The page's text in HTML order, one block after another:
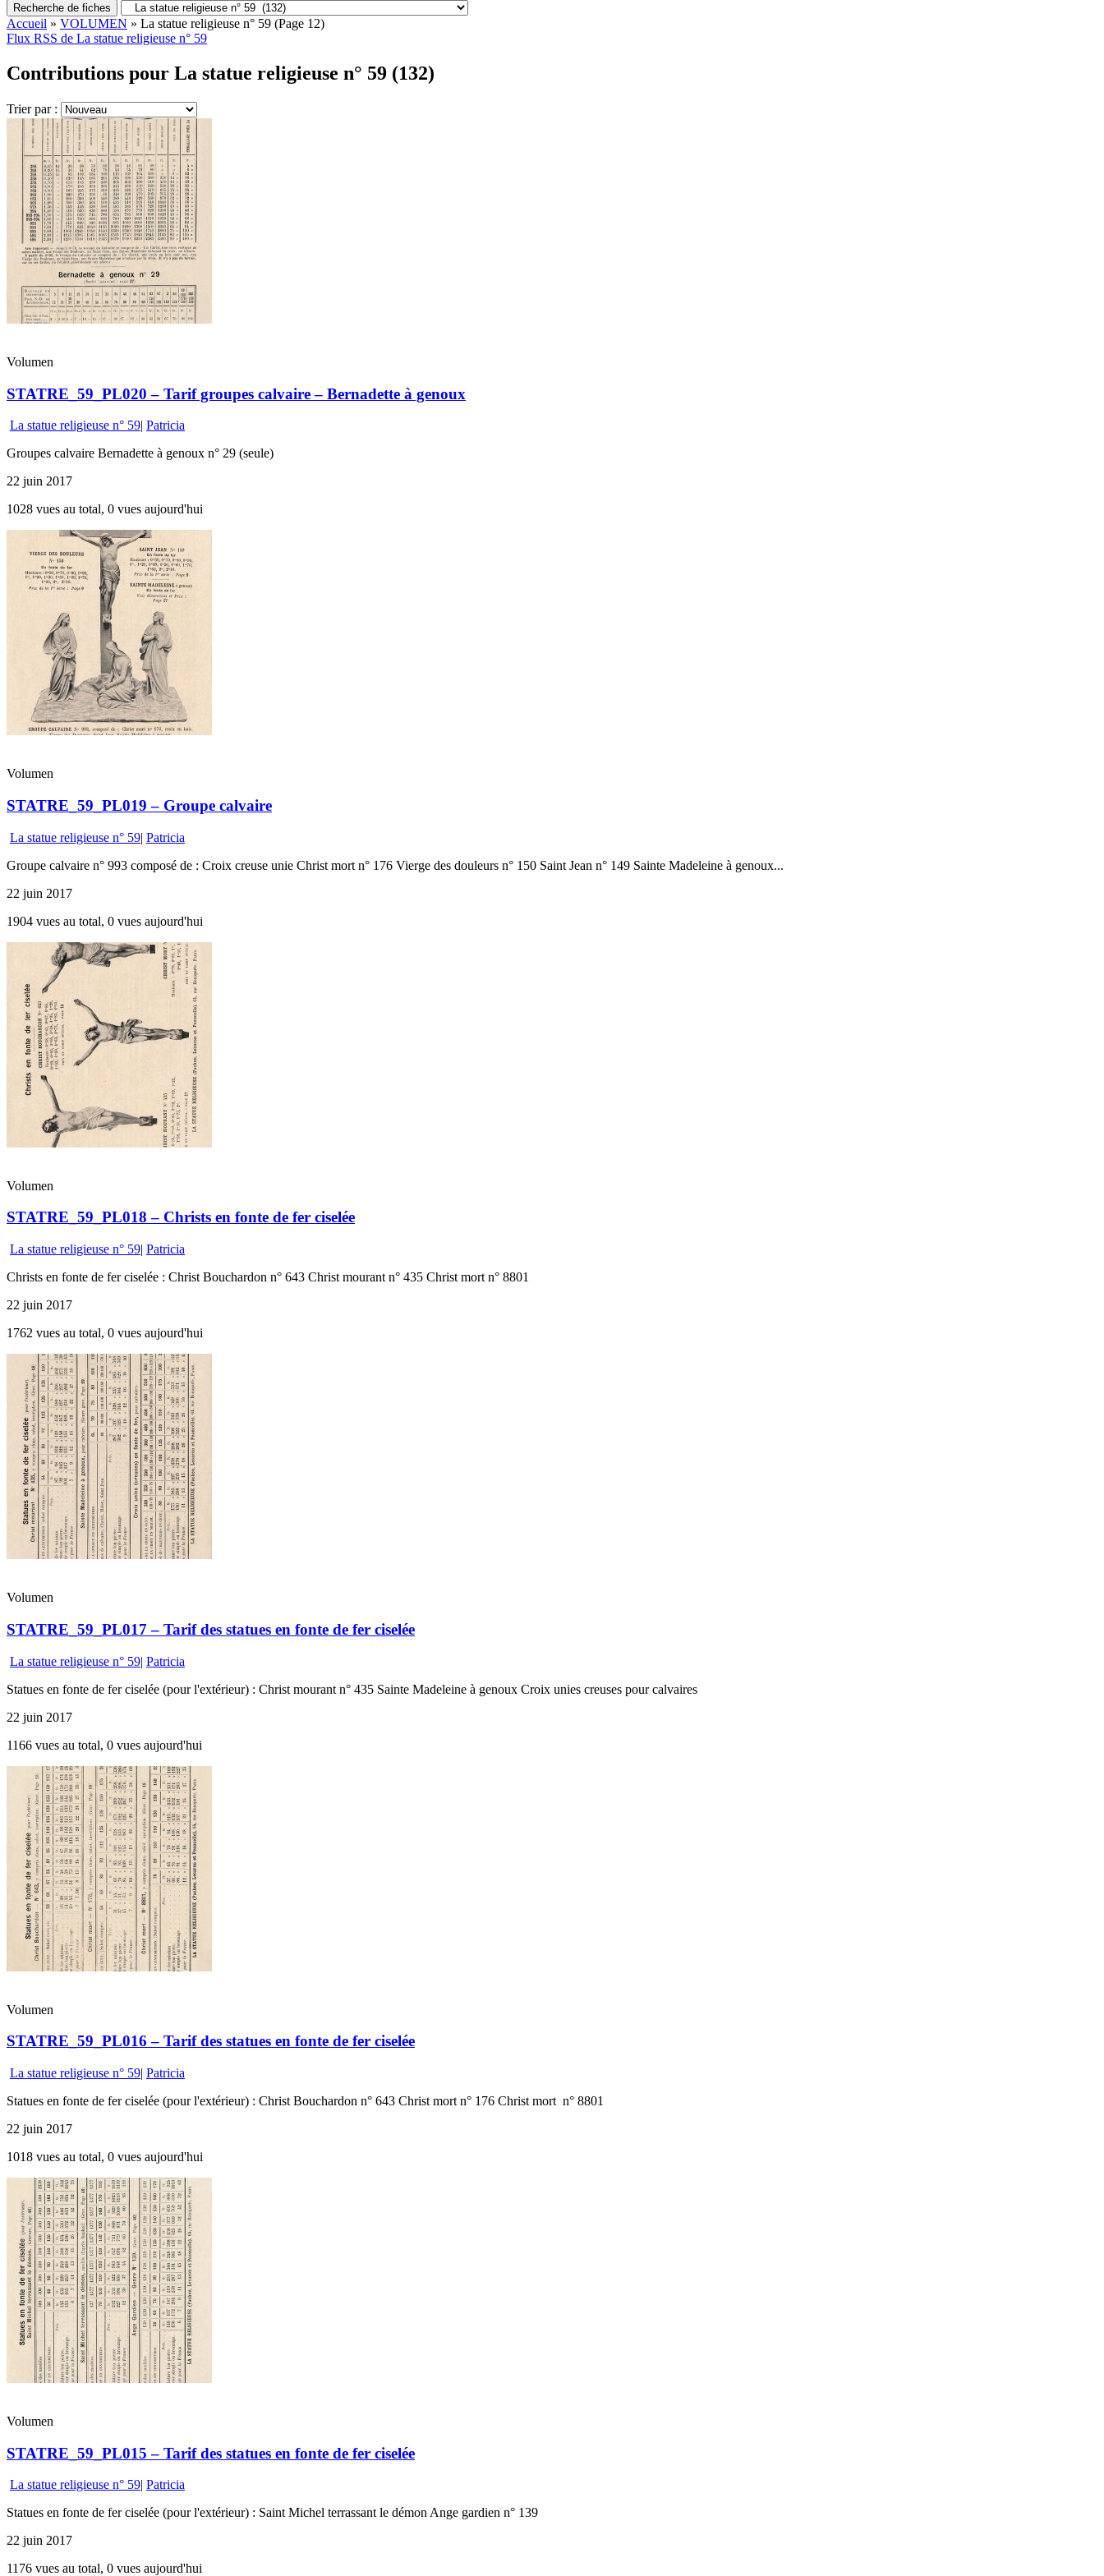
Recherche de fiches
Accueil » VOLUMEN » La statue religieuse n° 59 (Page 12)
Flux RSS de La statue religieuse n° 59
Contributions pour La statue religieuse n° 59 (132)
Trier par :
Volumen
STATRE_59_PL020 – Tarif groupes calvaire – Bernadette à genoux
La statue religieuse n° 59| Patricia
Groupes calvaire Bernadette à genoux n° 29 (seule)
22 juin 2017
1028 vues au total, 0 vues aujourd'hui
Volumen
STATRE_59_PL019 – Groupe calvaire
La statue religieuse n° 59| Patricia
Groupe calvaire n° 993 composé de : Croix creuse unie Christ mort n° 176 Vierge des douleurs n° 150 Saint Jean n° 149 Sainte Madeleine à genoux...
22 juin 2017
1904 vues au total, 0 vues aujourd'hui
Volumen
STATRE_59_PL018 – Christs en fonte de fer ciselée
La statue religieuse n° 59| Patricia
Christs en fonte de fer ciselée : Christ Bouchardon n° 643 Christ mourant n° 435 Christ mort n° 8801
22 juin 2017
1762 vues au total, 0 vues aujourd'hui
Volumen
STATRE_59_PL017 – Tarif des statues en fonte de fer ciselée
La statue religieuse n° 59| Patricia
Statues en fonte de fer ciselée (pour l'extérieur) : Christ mourant n° 435 Sainte Madeleine à genoux Croix unies creuses pour calvaires
22 juin 2017
1166 vues au total, 0 vues aujourd'hui
Volumen
STATRE_59_PL016 – Tarif des statues en fonte de fer ciselée
La statue religieuse n° 59| Patricia
Statues en fonte de fer ciselée (pour l'extérieur) : Christ Bouchardon n° 643 Christ mort n° 176 Christ mort n° 8801
22 juin 2017
1018 vues au total, 0 vues aujourd'hui
Volumen
STATRE_59_PL015 – Tarif des statues en fonte de fer ciselée
La statue religieuse n° 59| Patricia
Statues en fonte de fer ciselée (pour l'extérieur) : Saint Michel terrassant le démon Ange gardien n° 139
22 juin 2017
1176 vues au total, 0 vues aujourd'hui